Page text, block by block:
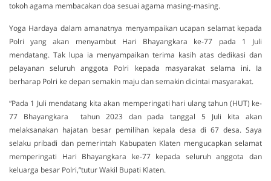
tokoh agama membacakan doa sesuai agama masing-masing.
Yoga Hardaya dalam amanatnya menyampaikan ucapan selamat kepada
Polri yang akan menyambut Hari Bhayangkara ke-77 pada 1 Juli
mendatang. Tak lupa ia menyampaikan terima kasih atas dedikasi dan
pelayanan seluruh anggota Polri kepada masyarakat selama ini. Ia
berharap Polri ke depan semakin maju dan semakin dicintai masyarakat.
“Pada 1 Juli mendatang kita akan memperingati hari ulang tahun (HUT) ke-
77 Bhayangkara tahun 2023 dan pada tanggal 5 Juli kita akan
melaksanakan hajatan besar pemilihan kepala desa di 67 desa. Saya
selaku pribadi dan pemerintah Kabupaten Klaten mengucapkan selamat
memperingati Hari Bhayangkara ke-77 kepada seluruh anggota dan
keluarga besar Polri,”tutur Wakil Bupati Klaten.